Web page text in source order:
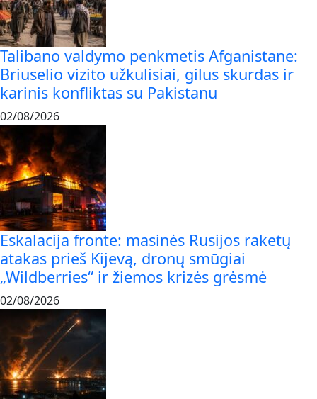
Talibano valdymo penkmetis Afganistane:
Briuselio vizito užkulisiai, gilus skurdas ir
karinis konfliktas su Pakistanu
02/08/2026
Eskalacija fronte: masinės Rusijos raketų
atakas prieš Kijevą, dronų smūgiai
„Wildberries“ ir žiemos krizės grėsmė
02/08/2026